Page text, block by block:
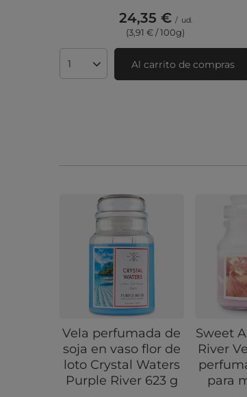
24,35 € / ud.
(3,91 € / 100g)
Cantidad de productosAl carrito de compras
Vela perfumada de
soja en vaso flor de
loto Crystal Waters
Purple River 623 g
Sweet
River
para